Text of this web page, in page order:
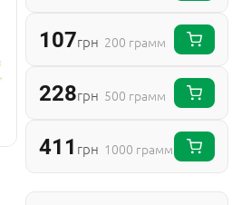
107грн 200 грамм
228грн 500 грамм
411 грн 1000 грамм